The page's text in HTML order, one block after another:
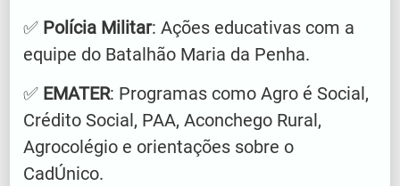
✅ Polícia Militar: Ações educativas com a
equipe do Batalhão Maria da Penha.
✅ EMATER: Programas como Agro é Social,
Crédito Social, PAA, Aconchego Rural,
Agrocolégio e orientações sobre o
CadÚnico.